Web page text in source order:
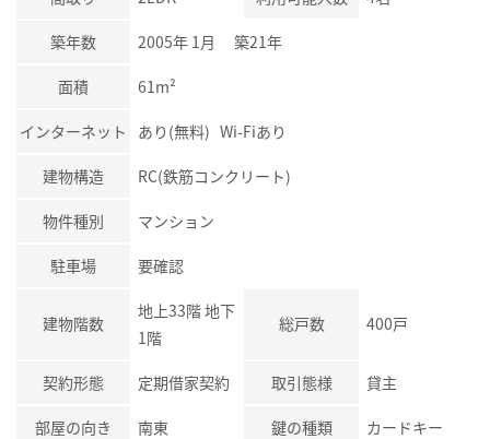
築年数 2005年 1月 築21年
面積 61m²
インターネット あり(無料) Wi-Fiあり
建物構造 RC(鉄筋コンクリート)
物件種別 マンション
駐車場 要確認
建物階数
地上33階 地下
1階
総戸数 400戸
契約形態 定期借家契約 取引態様 貸主
部屋の向き 南東 鍵の種類 カードキー